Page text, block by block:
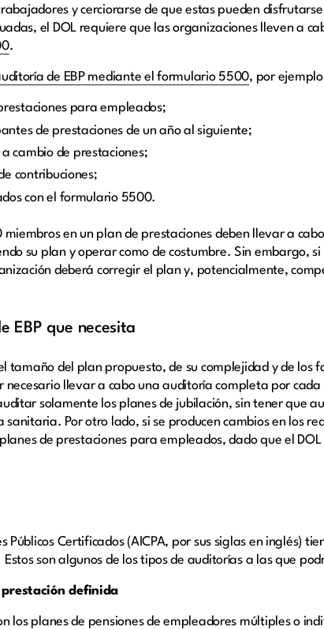
y cerciorarse de que estas pueden
el DOL requiere que las organizaciones lleven a
.
de EBP mediante el formulario 5500, por
para empleados;
de prestaciones de un año al siguiente;
cambio de prestaciones;
contribuciones;
con el formulario 5500.
en un plan de prestaciones deben llevar a
su plan y operar como de costumbre. Sin embargo,
deberá corregir el plan y, potencialmente,
EBP que necesita
tamaño del plan propuesto, de su complejidad y de los
necesario llevar a cabo una auditoría completa por
solamente los planes de jubilación, sin tener que
Por otro lado, si se producen cambios en los
de prestaciones para empleados, dado que el
Públicos Certificados (AICPA, por sus siglas en inglés)
Estos son algunos de los tipos de auditorías a las que
definida
los planes de pensiones de empleadores múltiples o